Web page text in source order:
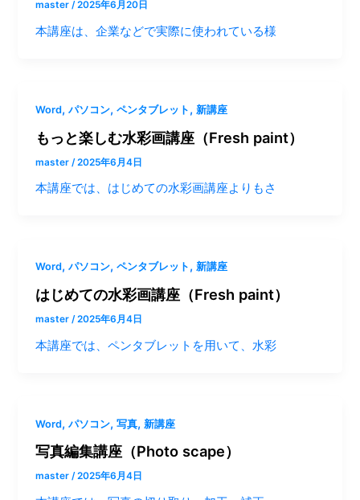
master/2025年6月20日
本講座は、企業などで実際に使われている様
Word,パソコン,ペンタブレット ,新講座
もっと楽しむ水彩画講座（Fresh paint）
master /2025年6月4日
本講座では、はじめての水彩画講座よりもさ
Word,パソコン,ペンタブレット ,新講座
はじめての水彩画講座（Fresh paint）
master/2025年6月4日
本講座では、ペンタブレットを用いて、水彩
Word,パソコン,写真,新講座
写真編集講座（Photo scape）
master/2025年6月4日